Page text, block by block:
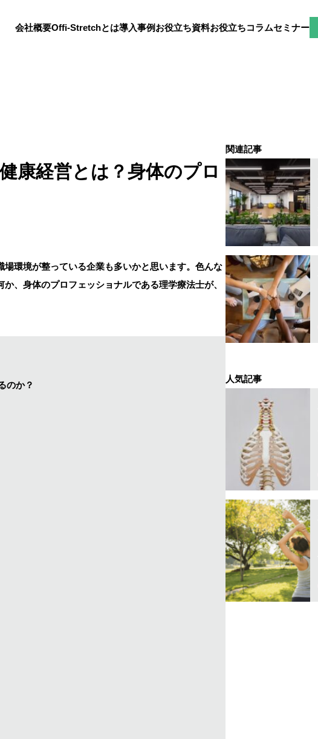
会社概要Offi-Stretchとは導入事例お役立ち資料お役立ちコラムセミナー
康経営とは？身体のプロ
環境が整っている企業も多いかと思います。色んな
、身体のプロフェッショナルである理学療法士が、
のか？
関連記事
人気記事